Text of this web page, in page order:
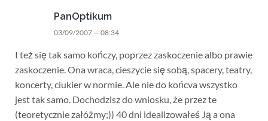
PanOptikum
03/09/2007 — 08:34
I też się tak samo kończy, poprzez zaskoczenie albo prawie
zaskoczenie. Ona wraca, cieszycie się sobą, spacery, teatry,
koncerty, ciukier w normie. Ale nie do końcva wszystko
jest tak samo. Dochodzisz do wniosku, że przez te
(teoretycznie załóżmy;)) 40 dni idealizowałeś Ją a ona